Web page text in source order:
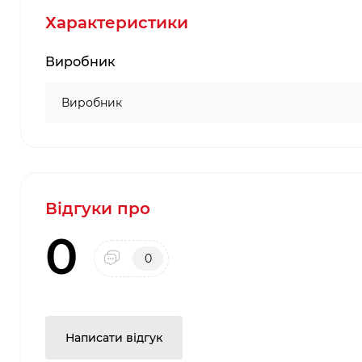
Характеристики
Виробник
Виробник
Відгуки про
0 0
Написати відгук